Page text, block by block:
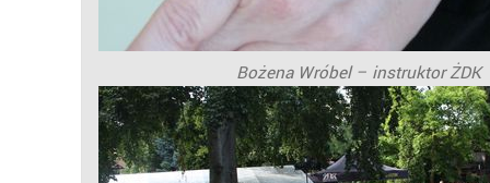
Bożena Wróbel – instruktor ŻDK